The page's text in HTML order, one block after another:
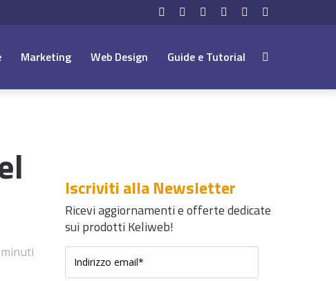
Instagram
YouTube
LinkedIn
Twitter
Facebook
Marketing Web Design Guide e Tutorial
Iscriviti alla Newsletter
Ricevi aggiornamenti e offerte dedicate
sui prodotti Keliweb!